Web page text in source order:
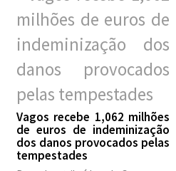
Vagos recebe 1,062 milhões
de euros de indeminização
dos danos provocados pelas
tempestades